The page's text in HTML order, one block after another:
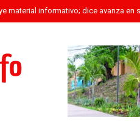
material informativo; dice avanza en